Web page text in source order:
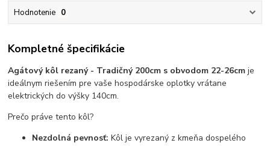
Hodnotenie 0
Kompletné špecifikácie
Agátový kôl rezaný - Tradičný 200cm s obvodom 22-26cm je
ideálnym riešením pre vaše hospodárske oplotky vrátane
elektrických do výšky 140cm.
Prečo práve tento kôl?
Nezdolná pevnosť:Kôl je vyrezaný z kmeňa dospelého